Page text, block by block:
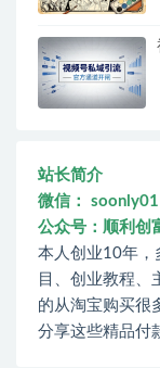
站长简介
微信： soonly01
公众号：顺利创
本人创业10年，
目、创业教程、
的从淘宝购买很
分享这些精品付